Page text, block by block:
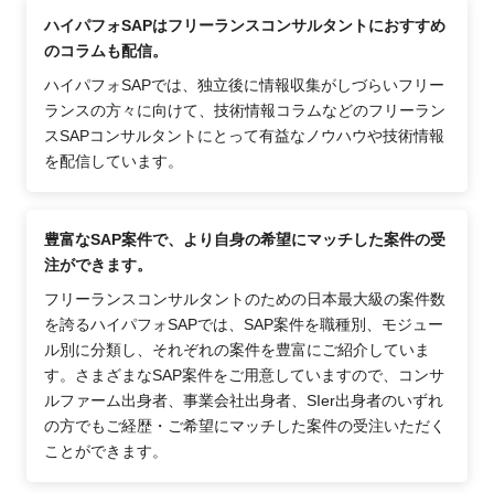
ハイパフォSAPはフリーランスコンサルタントにおすすめ
のコラムも配信。
ハイパフォSAPでは、独立後に情報収集がしづらいフリー
ランスの方々に向けて、技術情報コラムなどのフリーラン
スSAPコンサルタントにとって有益なノウハウや技術情報
を配信しています。
豊富なSAP案件で、より自身の希望にマッチした案件の受
注ができます。
フリーランスコンサルタントのための日本最大級の案件数
を誇るハイパフォSAPでは、SAP案件を職種別、モジュー
ル別に分類し、それぞれの案件を豊富にご紹介していま
す。さまざまなSAP案件をご用意していますので、コンサ
ルファーム出身者、事業会社出身者、SIer出身者のいずれ
の方でもご経歴・ご希望にマッチした案件の受注いただく
ことができます。